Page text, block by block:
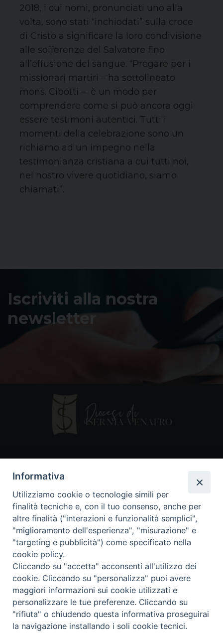
2018, i cui nomi, pronunciati uno alla
volta, sono stati “inchiodati” sulla croce
di Cristo a significare la loro condivisione
alle sofferenze del Salvatore fino
all’effusione del sangue. “Pregare per i
missionari martiri – ha sottolineato
mons. Cibotti – è un modo per
comprendere come si può ancora oggi
essere testimoni autentici. Tutti i
momenti della celebrazione sono un
richiamo ad un impegno nella
testimonianza cristiana a cui tutti noi,
nel nostro vivere quotidiano, siamo
chiamati”.
Iscriviti alla nostra
newsletter
86170 Isernia
086550849
segreteria@diocesiiserniavenafro.it
I nostri social
Copyright © 2018 - Diocesi di Isernia-Venafro (C.F.
90008750946). Riproduzione solo con permesso.
Tutti i diritti sono riservati
Informativa
Utilizziamo cookie o tecnologie simili per
finalità tecniche e, con il tuo consenso, anche per
altre finalità ("interazioni e funzionalità semplici",
"miglioramento dell'esperienza", "misurazione" e
"targeting e pubblicità") come specificato nella
cookie policy.
Cliccando su "accetta" acconsenti all'utilizzo dei
cookie. Cliccando su "personalizza" puoi avere
maggiori informazioni sui cookie utilizzati e
personalizzare le tue preferenze. Cliccando su
"rifiuta" o chiudendo questa informativa proseguirai
la navigazione installando i soli cookie tecnici.